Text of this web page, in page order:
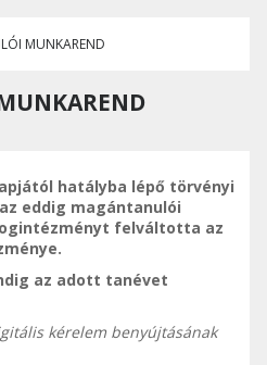
MUNKAREND
hatályba lépő törvényi
eddig magántanulói
felváltotta az
az adott tanévet
kérelem benyújtásának